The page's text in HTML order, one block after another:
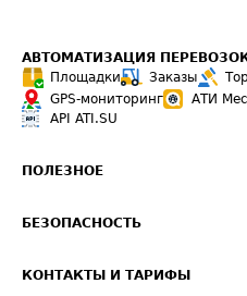
АВТОМАТИЗАЦИЯ
Площадки
Заказы
GPS-мониторинг
АТИ
API ATI.SU
ПОЛЕЗНОЕ
Звезды ATI.SU на вашем сайте
БЕЗОПАСНОСТЬ
КОНТАКТЫ И ТАРИФЫ